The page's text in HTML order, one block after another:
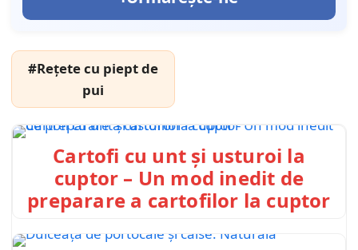
#Rețete cu piept de
pui
Cartofi cu unt și usturoi la
cuptor – Un mod inedit de
preparare a cartofilor la cuptor